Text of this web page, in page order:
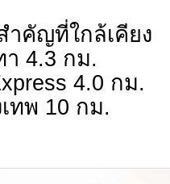
ำคัญที่ใกล้เคียง
4.3 กม.
4.0 กม.
ทพ 10 กม.